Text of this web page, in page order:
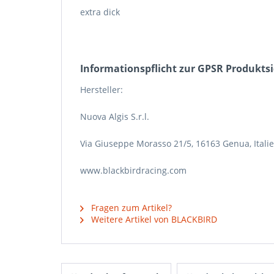
extra dick
Informations­pflicht zur GPSR
Hersteller:
Nuova Algis S.r.l.
Via Giuseppe Morasso 21/5, 16163 Genua,
www.blackbirdracing.com
Fragen zum Artikel?
Weitere Artikel von BLACKBIRD